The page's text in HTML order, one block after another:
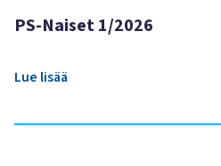
PS-Naiset 1/2026
Lue lisää